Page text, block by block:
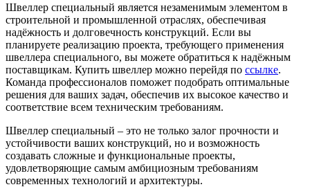
Швеллер специальный является незаменимым элементом в
строительной и промышленной отраслях, обеспечивая
надёжность и долговечность конструкций. Если вы
планируете реализацию проекта, требующего применения
швеллера специального, вы можете обратиться к надёжным
поставщикам. Купить швеллер можно перейдя по ссылке.
Команда профессионалов поможет подобрать оптимальные
решения для ваших задач, обеспечив их высокое качество и
соответствие всем техническим требованиям.
Швеллер специальный – это не только залог прочности и
устойчивости ваших конструкций, но и возможность
создавать сложные и функциональные проекты,
удовлетворяющие самым амбициозным требованиям
современных технологий и архитектуры.